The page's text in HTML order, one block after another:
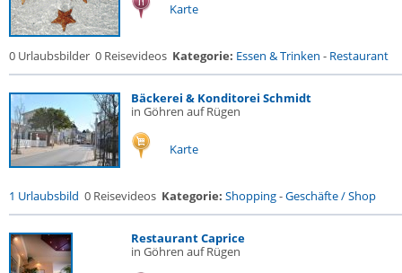
Karte
0 Urlaubsbilder 0 Reisevideos Kategorie: Essen & Trinken - Restaurant
Bäckerei & Konditorei Schmidt
in Göhren auf Rügen
Karte
1 Urlaubsbild 0 Reisevideos Kategorie: Shopping-Geschäfte / Shop
Restaurant Caprice
in Göhren auf Rügen